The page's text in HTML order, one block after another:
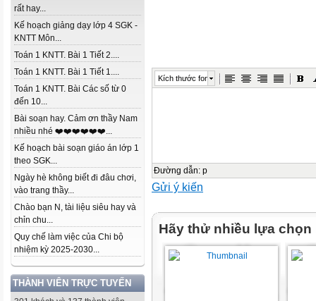
rất hay...
Kế hoạch giảng dạy lớp 4 SGK -
KNTT Môn...
Toán 1 KNTT. Bài 1 Tiết 2....
Toán 1 KNTT. Bài 1 Tiết 1....
Toán 1 KNTT. Bài Các số từ 0
đến 10...
Bài soạn hay. Cảm ơn thầy Nam
nhiều nhé ❤️❤️❤️❤️❤️❤️...
Kế hoạch bài soạn giáo án lớp 1
theo SGK...
Ngày hè không biết đi đâu chơi,
vào trang thầy...
Chào bạn N, tài liệu siêu hay và
chỉn chu...
Quy chế làm việc của Chi bộ
nhiệm kỳ 2025-2030...
THÀNH VIÊN TRỰC TUYẾN
Kích thước font
Đường dẫn: p
Gửi ý kiến
Hãy thử nhiều lựa chọn